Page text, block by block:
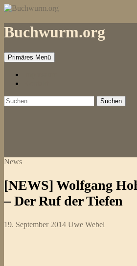
Zum
springen
Buchwurm.org
Primäres Menü
Suchen
nach:
News
[NEWS] Wolfgang
– Der Ruf der Tiefen
19. September 2014 Uwe Webel